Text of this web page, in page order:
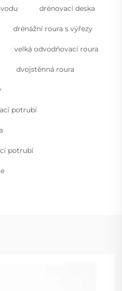
drénovací deska
drénážní roura s výřezy
velká odvodňovací roura
dvojstěnná roura
potrubí
potrubí